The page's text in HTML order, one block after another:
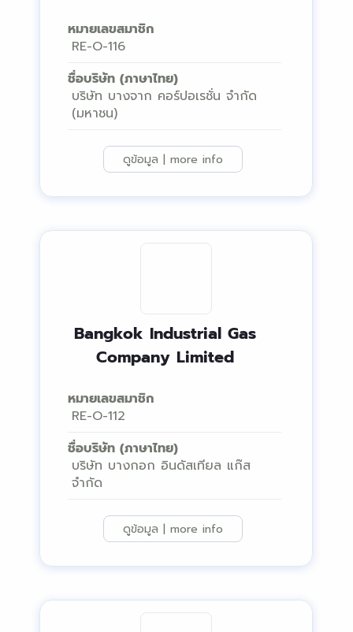
หมายเลขสมาชิก
RE-O-116
ชื่อบริษัท (ภาษาไทย)
บริษัท บางจาก คอร์ปอเรชั่น จํากัด
(มหาชน)
ดูข้อมูล | more info
Bangkok Industrial Gas
Company Limited
หมายเลขสมาชิก
RE-O-112
ชื่อบริษัท (ภาษาไทย)
บริษัท บางกอก อินดัสเทียล แก๊ส
จำกัด
ดูข้อมูล | more info